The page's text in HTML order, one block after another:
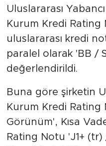
Uluslararası
Kurum Kredi Rating
uluslararası kredi
paralel olarak 'BB /
değerlendirildi.
Buna göre şirketin
Kurum Kredi Rating
Görünüm', Kısa
Rating Notu 'J1+